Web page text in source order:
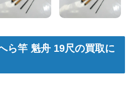
ら竿 魁舟 19尺の買取に